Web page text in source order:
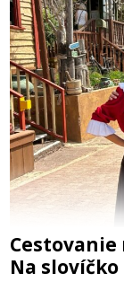
Cestovanie
Na